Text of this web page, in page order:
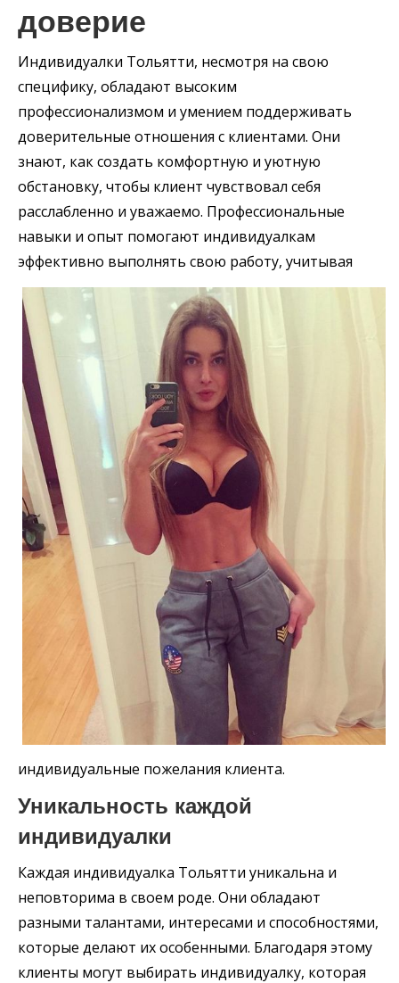
доверие
Индивидуалки Тольятти, несмотря на свою
специфику, обладают высоким
профессионализмом и умением поддерживать
доверительные отношения с клиентами. Они
знают, как создать комфортную и уютную
обстановку, чтобы клиент чувствовал себя
расслабленно и уважаемо. Профессиональные
навыки и опыт помогают индивидуалкам
эффективно выполнять свою работу, учитывая
индивидуальные пожелания клиента.
Уникальность каждой
индивидуалки
Каждая индивидуалка Тольятти уникальна и
неповторима в своем роде. Они обладают
разными талантами, интересами и способностями,
которые делают их особенными. Благодаря этому
клиенты могут выбирать индивидуалку, которая